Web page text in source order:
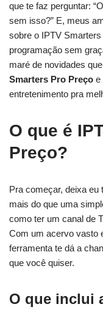
que te faz perguntar:
sem isso?” E, meus
sobre o IPTV
programação sem
maré de novidades
Smarters Pro Preço e
entretenimento pra
O que é
Preço?
Pra começar, deixa eu
mais do que uma
como ter um canal de
Com um acervo vasto
ferramenta te dá a
que você quiser.
O que inclui